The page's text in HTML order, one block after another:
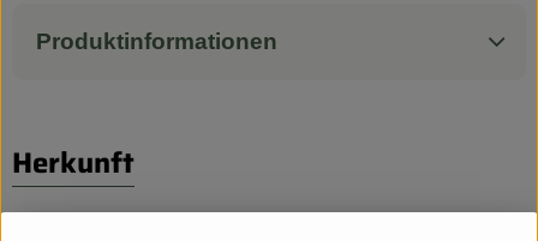
Biokorb so geht`s
Firmenkunden
Produktinformationen
Herkunft